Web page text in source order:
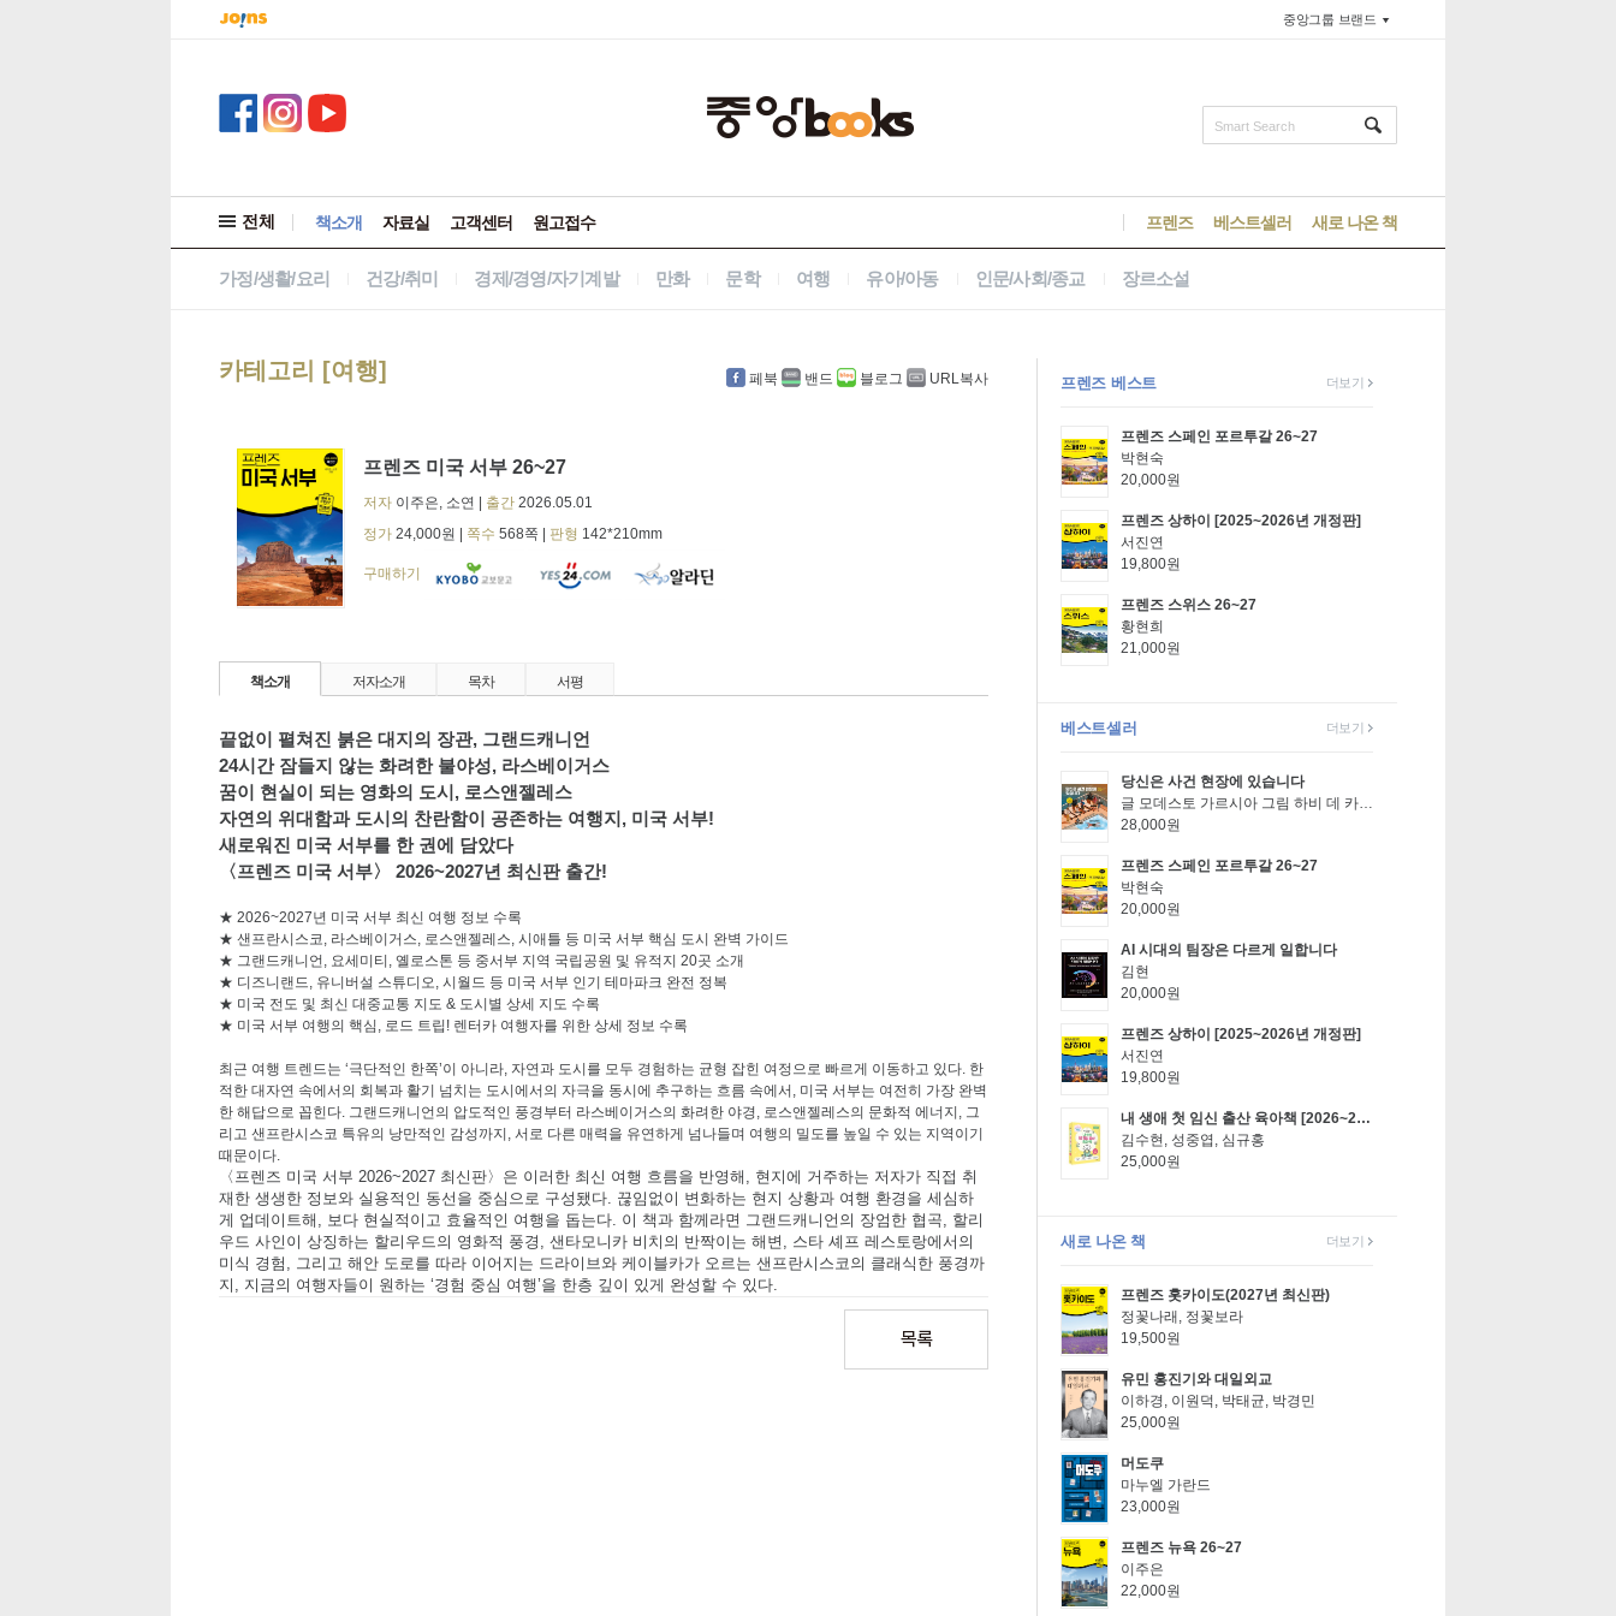
중앙그룹 브랜드
Smart Search
전체 책소개 자료실 고객센터 원고접수 프렌즈 베스트셀러 새로 나온 책
가정/생활/요리 건강/취미 경제/경영/자기계발 만화 문학 여행 유아/아동 인문/사회/종교 장르소설
카테고리 [여행] 페북 밴드 블로그 URL복사
프렌즈 미국 서부 26~27
저자 이주은, 소연 출간 2026.05.01
정가 24,000원 쪽수 568쪽 판형 142*210mm
구매하기
책소개 저자소개 목차 서평
끝없이 펼쳐진 붉은 대지의 장관, 그랜드캐니언
24시간 잠들지 않는 화려한 불야성, 라스베이거스
꿈이 현실이 되는 영화의 도시 , 로스앤젤레스
자연의 위대함과 도시의 찬란함이 공존하는 여행지 , 미국 서부!
새로워진 미국 서부를 한 권에 담았다
〈프렌즈 미국 서부〉
2026~2027년 최신판 출간!
★ 2026~2027년 미국 서부 최신 여행 정보 수록
★ 샌프란시스코, 라스베이거스, 로스앤젤레스, 시애틀 등 미국 서부 핵심 도시 완벽 가이드
★ 그랜드캐니언 , 요세미티 , 옐로스톤 등 중서부 지역 국립공원 및 유적지 20곳 소개
★ 디즈니랜드, 유니버설 스튜디오, 시월드 등 미국 서부 인기 테마파크 완전 정복
★ 미국 전도 및 최신 대중교통 지도 & 도시별 상세 지도 수록
★ 미국 서부 여행의 핵심 , 로드 트립 ! 렌터카 여행자를 위한 상세 정보 수록
최근 여행 트렌드는 ‘극단적인 한쪽’이 아니라, 자연과 도시를 모두 경험하는 균형 잡힌 여정으로 빠르게 이동하고 있다. 한
적한 대자연 속에서의 회복과 활기 넘치는 도시에서의 자극을 동시에 추구하는 흐름 속에서 , 미국 서부는 여전히 가장 완벽
한 해답으로 꼽힌다. 그랜드캐니언의 압도적인 풍경부터 라스베이거스의 화려한 야경, 로스앤젤레스의 문화적 에너지 , 그
리고 샌프란시스코 특유의 낭만적인 감성까지 , 서로 다른 매력을 유연하게 넘나들며 여행의 밀도를 높일 수 있는 지역이기
때문이다.
〈프렌즈 미국 서부 2026~2027 최신판〉은 이러한 최신 여행 흐름을 반영해 , 현지에 거주하는 저자가 직접 취
재한 생생한 정보와 실용적인 동선을 중심으로 구성됐다. 끊임없이 변화하는 현지 상황과 여행 환경을 세심하
게 업데이트해 , 보다 현실적이고 효율적인 여행을 돕는다. 이 책과 함께라면 그랜드캐니언의 장엄한 협곡, 할리
우드 사인이 상징하는 할리우드의 영화적 풍경 , 샌타모니카 비치의 반짝이는 해변 , 스타 셰프 레스토랑에서의
미식 경험 , 그리고 해안 도로를 따라 이어지는 드라이브와 케이블카가 오르는 샌프란시스코의 클래식한 풍경까
지 , 지금의 여행자들이 원하는 ‘경험 중심 여행’을 한층 깊이 있게 완성할 수 있다.
프렌즈 베스트 더보기
프렌즈 스페인 포르투갈 26~27
박현숙
20,000원
프렌즈 상하이 [2025~2026년 개정판]
서진연
19,800원
프렌즈 스위스 26~27
황현희
21,000원
베스트셀러 더보기
당신은 사건 현장에 있습니다
글 모데스토 가르시아 그림 하비 데 카스트로
28,000원
프렌즈 스페인 포르투갈 26~27
박현숙
20,000원
AI 시대의 팀장은 다르게 일합니다
김현
20,000원
프렌즈 상하이 [2025~2026년 개정판]
서진연
19,800원
내 생애 첫 임신 출산 육아책 [2026~2027년 최신개정판]
김수현, 성중엽, 심규홍
25,000원
새로 나온 책 더보기
프렌즈 홋카이도(2027년 최신판)
정꽃나래, 정꽃보라
19,500원
유민 홍진기와 대일외교
이하경, 이원덕, 박태균, 박경민
25,000원
머도쿠
마누엘 가란드
23,000원
프렌즈 뉴욕 26~27
이주은
22,000원